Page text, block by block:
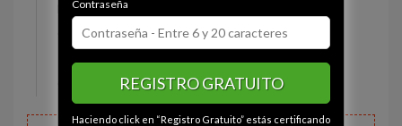
Estado civil:
Ojos: Marrón
Constitución: Normal
Contraseña
REGISTRO GRATUITO
Haciendo click en “Registro Gratuito” estás certificando